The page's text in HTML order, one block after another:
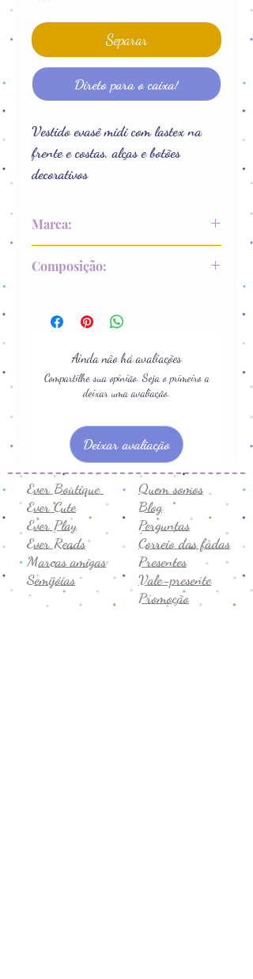
Separar
Direto para o caixa!
Vestido evasê midi com lastex na
frente e costas, alças e botões
decorativos
Marca:
Composição:
Ainda não há avaliações
Compartilhe sua opinião. Seja o primeiro a
deixar uma avaliação.
Deixar avaliação
Ever Boutique
Ever Cute
Ever Play
Ever Reads
Marcas amigas
Semijóias
Quem somos
Blog
Perguntas
Correio das fadas
Presentes
Vale-presente
Promoção